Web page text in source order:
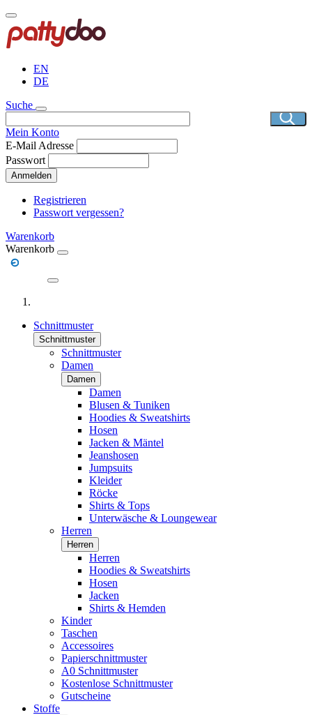
Direkt
zum
Inhalt
EN
DE
Suche
Mein Konto
E-Mail Adresse
Passwort
Anmelden
Registrieren
Passwort vergessen?
Warenkorb
Warenkorb
Schnittmuster
Schnittmuster
Schnittmuster
Damen
Damen
Damen
Blusen & Tuniken
Hoodies & Sweatshirts
Hosen
Jacken & Mäntel
Jeanshosen
Jumpsuits
Kleider
Röcke
Shirts & Tops
Unterwäsche & Loungewear
Herren
Herren
Herren
Hoodies & Sweatshirts
Hosen
Jacken
Shirts & Hemden
Kinder
Taschen
Accessoires
Papierschnittmuster
A0 Schnittmuster
Kostenlose Schnittmuster
Gutscheine
Stoffe